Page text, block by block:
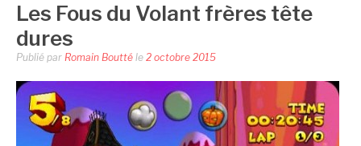
Les Fous du Volant frères tête
dures
Publié par Romain Boutté le 2 octobre 2015